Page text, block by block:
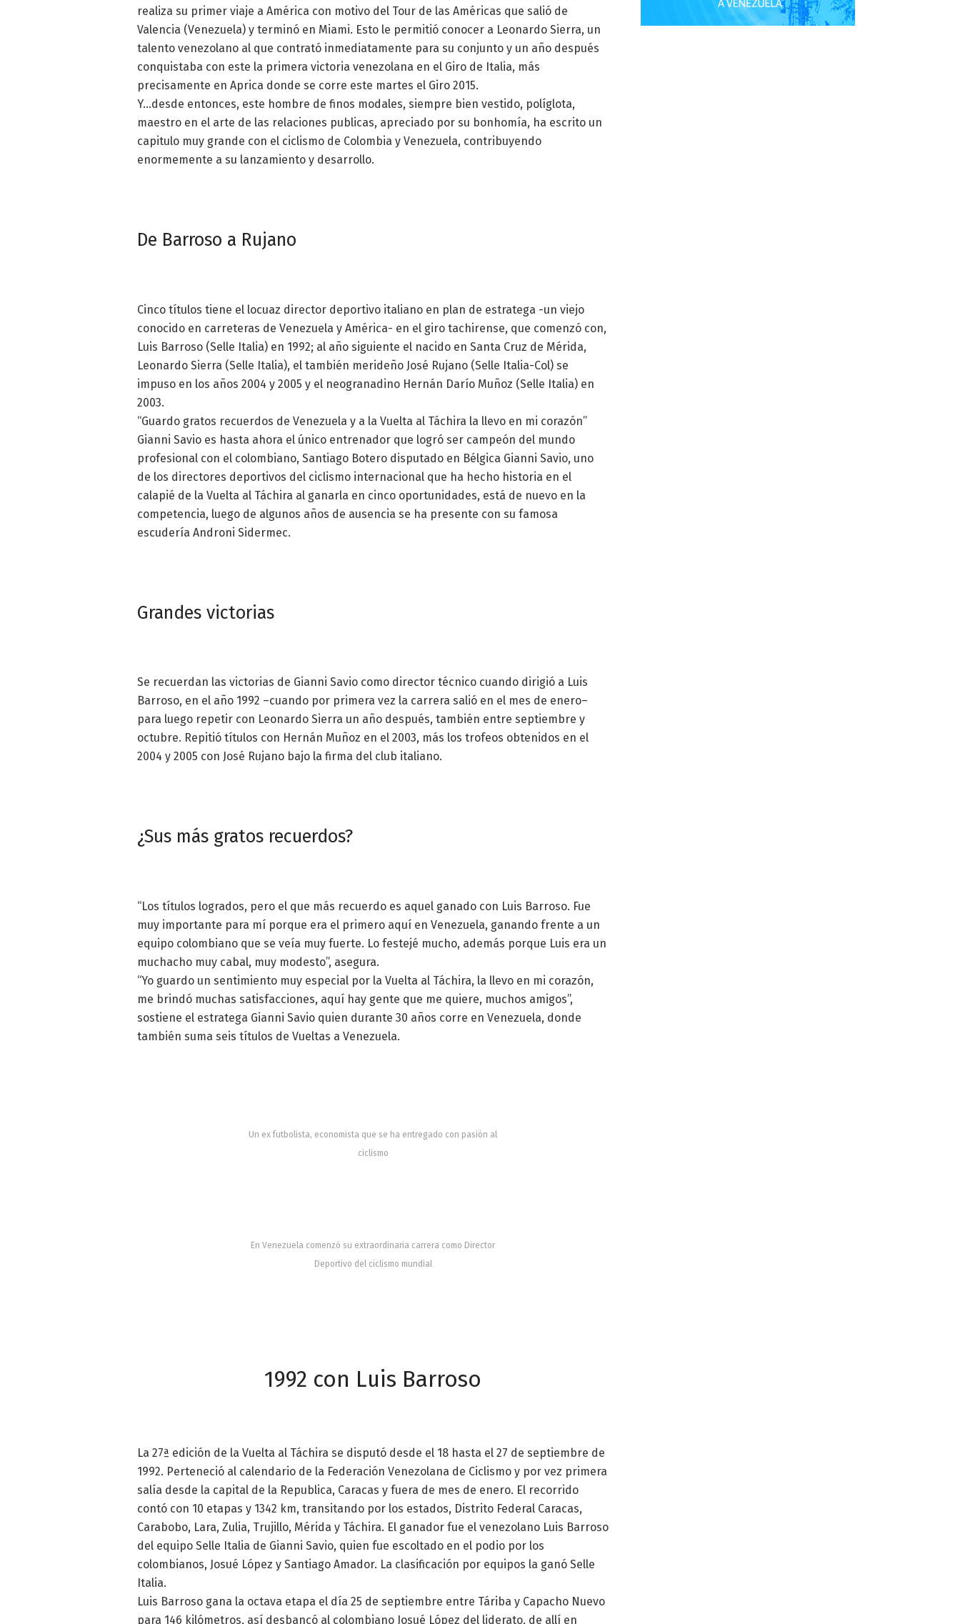
realiza su primer viaje a América con motivo del Tour de las Américas que salió de
Valencia (Venezuela) y terminó en Miami. Esto le permitió conocer a Leonardo Sierra, un
talento venezolano al que contrató inmediatamente para su conjunto y un año después
conquistaba con este la primera victoria venezolana en el Giro de Italia, más
precisamente en Aprica donde se corre este martes el Giro 2015.
Y…desde entonces, este hombre de finos modales, siempre bien vestido, políglota,
maestro en el arte de las relaciones publicas, apreciado por su bonhomía, ha escrito un
capitulo muy grande con el ciclismo de Colombia y Venezuela, contribuyendo
enormemente a su lanzamiento y desarrollo.
De Barroso a Rujano
Cinco títulos tiene el locuaz director deportivo italiano en plan de estratega -un viejo
conocido en carreteras de Venezuela y América- en el giro tachirense, que comenzó con,
Luis Barroso (Selle Italia) en 1992; al año siguiente el nacido en Santa Cruz de Mérida,
Leonardo Sierra (Selle Italia), el también merideño José Rujano (Selle Italia-Col) se
impuso en los años 2004 y 2005 y el neogranadino Hernán Darío Muñoz (Selle Italia) en
2003.
“Guardo gratos recuerdos de Venezuela y a la Vuelta al Táchira la llevo en mi corazón”
Gianni Savio es hasta ahora el único entrenador que logró ser campeón del mundo
profesional con el colombiano, Santiago Botero disputado en Bélgica Gianni Savio, uno
de los directores deportivos del ciclismo internacional que ha hecho historia en el
calapié de la Vuelta al Táchira al ganarla en cinco oportunidades, está de nuevo en la
competencia, luego de algunos años de ausencia se ha presente con su famosa
escudería Androni Sidermec.
Grandes victorias
Se recuerdan las victorias de Gianni Savio como director técnico cuando dirigió a Luis
Barroso, en el año 1992 –cuando por primera vez la carrera salió en el mes de enero–
para luego repetir con Leonardo Sierra un año después, también entre septiembre y
octubre. Repitió títulos con Hernán Muñoz en el 2003, más los trofeos obtenidos en el
2004 y 2005 con José Rujano bajo la firma del club italiano.
¿Sus más gratos recuerdos?
“Los títulos logrados, pero el que más recuerdo es aquel ganado con Luis Barroso. Fue
muy importante para mí porque era el primero aquí en Venezuela, ganando frente a un
equipo colombiano que se veía muy fuerte. Lo festejé mucho, además porque Luis era un
muchacho muy cabal, muy modesto”, asegura.
“Yo guardo un sentimiento muy especial por la Vuelta al Táchira, la llevo en mi corazón,
me brindó muchas satisfacciones, aquí hay gente que me quiere, muchos amigos”,
sostiene el estratega Gianni Savio quien durante 30 años corre en Venezuela, donde
también suma seis títulos de Vueltas a Venezuela.
Un ex futbolista, economista que se ha entregado con pasión al
ciclismo
En Venezuela comenzó su extraordinaria carrera como Director
Deportivo del ciclismo mundial
1992 con Luis Barroso
La 27ª edición de la Vuelta al Táchira se disputó desde el 18 hasta el 27 de septiembre de
1992. Perteneció al calendario de la Federación Venezolana de Ciclismo y por vez primera
salía desde la capital de la Republica, Caracas y fuera de mes de enero. El recorrido
contó con 10 etapas y 1342 km, transitando por los estados, Distrito Federal Caracas,
Carabobo, Lara, Zulia, Trujillo, Mérida y Táchira. El ganador fue el venezolano Luis Barroso
del equipo Selle Italia de Gianni Savio, quien fue escoltado en el podio por los
colombianos, Josué López y Santiago Amador. La clasificación por equipos la ganó Selle
Italia.
Luis Barroso gana la octava etapa el día 25 de septiembre entre Táriba y Capacho Nuevo
para 146 kilómetros, así desbancó al colombiano Josué López del liderato, de allí en